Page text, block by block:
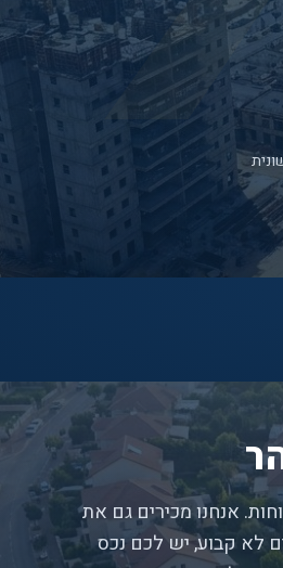
אנחנו מכירים גם את
לא קבוע, יש לכם נכס